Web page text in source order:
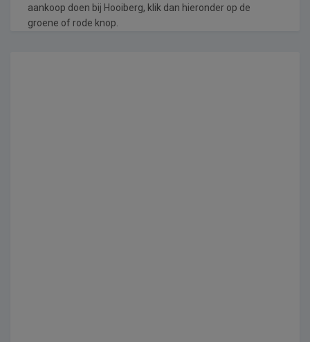
aankoop doen bij Hooiberg, klik dan hieronder op de
groene of rode knop.